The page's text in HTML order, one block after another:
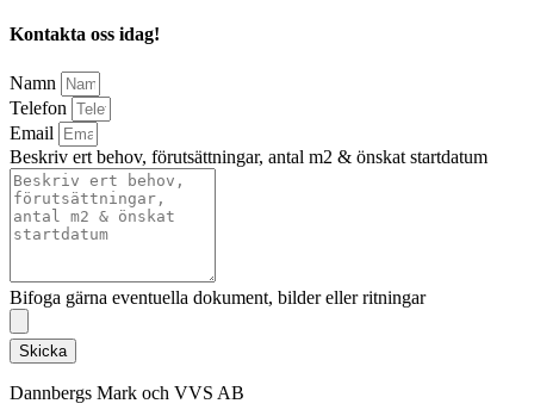
Kontakta oss idag!
Namn
Telefon
Email
Beskriv ert behov, förutsättningar, antal m2 & önskat startdatum
Bifoga gärna eventuella dokument, bilder eller ritningar
Skicka
Dannbergs Mark och VVS AB